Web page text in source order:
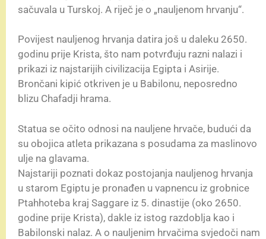
sačuvala u Turskoj. A riječ je o „nauljenom hrvanju“.
Povijest nauljenog hrvanja datira još u daleku 2650.
godinu prije Krista, što nam potvrđuju razni nalazi i
prikazi iz najstarijih civilizacija Egipta i Asirije.
Brončani kipić otkriven je u Babilonu, neposredno
blizu Chafadji hrama.
Statua se očito odnosi na nauljene hrvače, budući da
su obojica atleta prikazana s posudama za maslinovo
ulje na glavama.
Najstariji poznati dokaz postojanja nauljenog hrvanja
u starom Egiptu je pronađen u vapnencu iz grobnice
Ptahhoteba kraj Saggare iz 5. dinastije (oko 2650.
godine prije Krista), dakle iz istog razdoblja kao i
Babilonski nalaz. A o nauljenim hrvačima svjedoči nam